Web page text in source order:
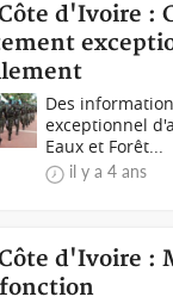
d'Ivoire :
Des
exceptionnel
Eaux et Forêt...
il y a 4 ans
d'Ivoire :